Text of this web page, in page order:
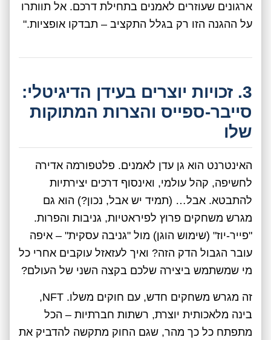
ארגונים שעוזרים לאמנים בתחילת דרכם. אל תוותרו
על ההגנה הזו רק בגלל התקציב – תבדקו אופציות."
3. זכויות יוצרים בעידן הדיגיטלי:
סייבר-ספייס והצרות המתוקות
שלו
האינטרנט הוא גן עדן לאמנים. פלטפורמה אדירה
לחשיפה, קהל עולמי, ואינסוף דרכים יצירתיות
להתבטא. אבל… (תמיד יש אבל, נכון?) הוא גם
מגרש משחקים פרוץ לפיראטיות, גניבות והפרות.
"פייר-יוז" (שימוש הוגן) מול "גניבה עסקית" – איפה
עובר הגבול הדק הזה? ואיך לעזאזל עוקבים אחרי כל
מי שמשתמש ביצירה שלכם בקצה השני של העולם?
זה מגרש משחקים חדש, עם חוקים משלו. NFT,
בינה מלאכותית יוצרת, רשתות חברתיות – הכל
מתפתח כל כך מהר, שגם החוק מתקשה להדביק את